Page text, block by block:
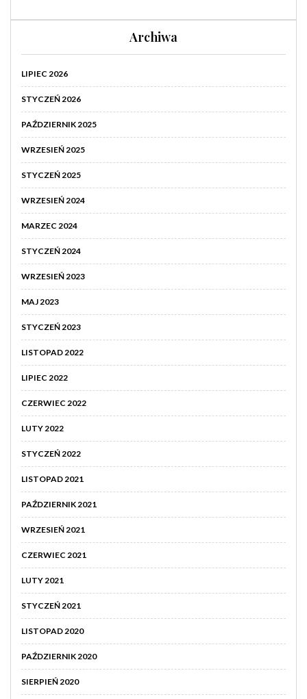
Archiwa
LIPIEC 2026
STYCZEŃ 2026
PAŹDZIERNIK 2025
WRZESIEŃ 2025
STYCZEŃ 2025
WRZESIEŃ 2024
MARZEC 2024
STYCZEŃ 2024
WRZESIEŃ 2023
MAJ 2023
STYCZEŃ 2023
LISTOPAD 2022
LIPIEC 2022
CZERWIEC 2022
LUTY 2022
STYCZEŃ 2022
LISTOPAD 2021
PAŹDZIERNIK 2021
WRZESIEŃ 2021
CZERWIEC 2021
LUTY 2021
STYCZEŃ 2021
LISTOPAD 2020
PAŹDZIERNIK 2020
SIERPIEŃ 2020